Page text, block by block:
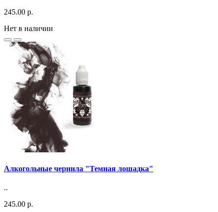
245.00 р.
Нет в наличии
Алкогольные чернила "Темная лошадка"
..
245.00 р.